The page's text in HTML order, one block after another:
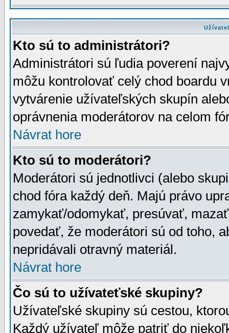
Kto sú to administrátori?
Administrátori sú ľudia poverení
môžu kontrolovať celý chod boardu
vytvárenie užívateľských skupín
oprávnenia moderátorov na celom
Návrat hore
Kto sú to moderátori?
Moderátori sú jednotlivci (alebo
chod fóra každý deň. Majú právo
zamykať/odomykať, presúvať,
povedať, že moderátori sú od toho,
nepridávali otravný materiál.
Návrat hore
Čo sú to užívateťské skupiny?
Užívateľské skupiny sú cestou,
Každý užívateľ môže patriť do